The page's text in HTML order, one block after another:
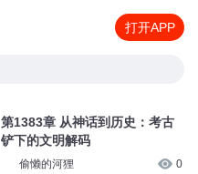
打开APP
第1383章 从神话到历史：考古
铲下的文明解码
偷懒的河狸 0